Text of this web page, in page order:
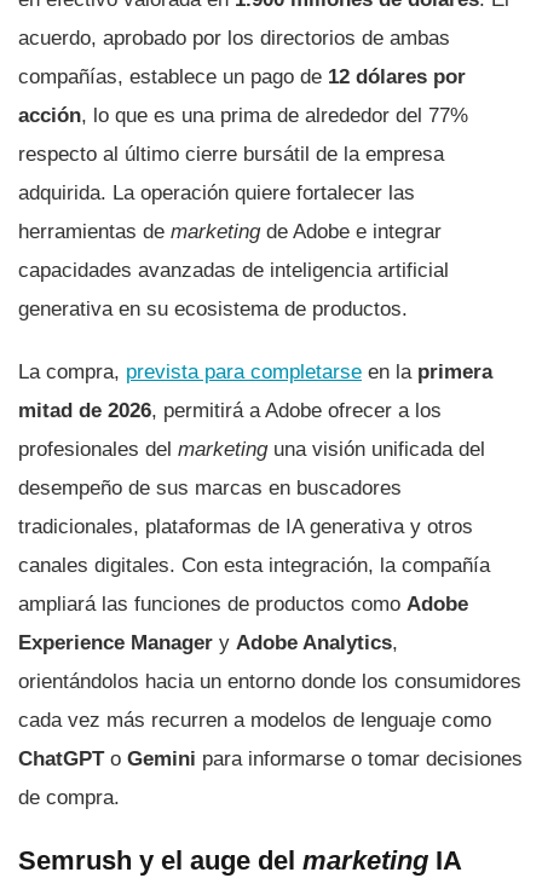
acuerdo, aprobado por los directorios de ambas
compañías, establece un pago de 12 dólares por
acción, lo que es una prima de alrededor del 77%
respecto al último cierre bursátil de la empresa
adquirida. La operación quiere fortalecer las
herramientas de marketingde Adobe e integrar
capacidades avanzadas de inteligencia artificial
generativa en su ecosistema de productos.
La compra, prevista para completarse en la primera
mitad de 2026, permitirá a Adobe ofrecer a los
profesionales del marketinguna visión unificada del
desempeño de sus marcas en buscadores
tradicionales, plataformas de IA generativa y otros
canales digitales. Con esta integración, la compañía
ampliará las funciones de productos como Adobe
Experience Manager y Adobe Analytics,
orientándolos hacia un entorno donde los consumidores
cada vez más recurren a modelos de lenguaje como
ChatGPTo Gemini para informarse o tomar decisiones
de compra.
Semrush y el auge del marketing IA